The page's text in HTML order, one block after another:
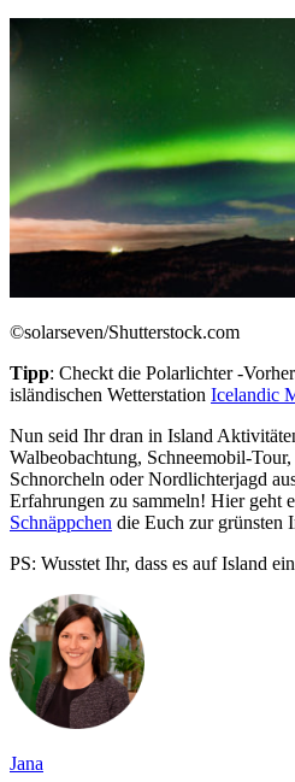
©solarseven/Shutterstock.com
Tipp: Checkt die Polarlichter -
isländischen Wetterstation Icelandic
Nun seid Ihr dran in Island
Walbeobachtung, Schneemobil-
Schnorcheln oder Nordlichterjagd
Erfahrungen zu sammeln! Hier geht
Schnäppchen die Euch zur grünsten
PS: Wusstet Ihr, dass es auf Island
Jana